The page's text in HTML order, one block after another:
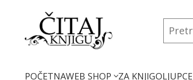
POČETNAWEB SHOP ZA KNJIGOLJUPCE